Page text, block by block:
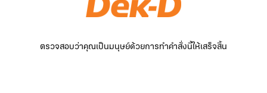
ตรวจสอบว่าคุณเป็นมนุษย์ด้วยการทำคำสั่งนี้ให้เสร็จสิ้น